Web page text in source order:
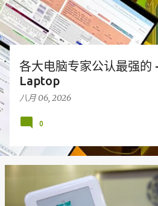
各大电脑专家公认最强的
Laptop
八月 06, 2026
0